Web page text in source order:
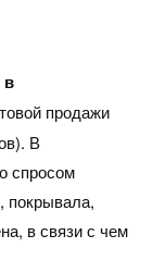
в
продажи
В
спросом
покрывала,
в связи с чем